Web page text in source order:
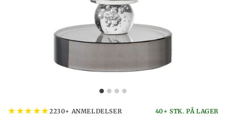
★★★★★2230+ ANMELDELSER 40+ STK. PÅ LAGER